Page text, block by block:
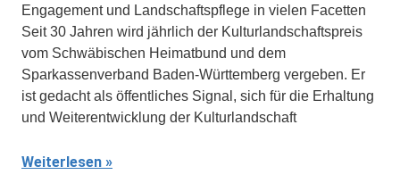
Engagement und Landschaftspflege in vielen Facetten
Seit 30 Jahren wird jährlich der Kulturlandschaftspreis
vom Schwäbischen Heimatbund und dem
Sparkassenverband Baden-Württemberg vergeben. Er
ist gedacht als öffentliches Signal, sich für die Erhaltung
und Weiterentwicklung der Kulturlandschaft
Weiterlesen